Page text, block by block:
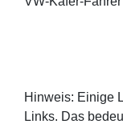
Hinweis: Einige
Links. Das